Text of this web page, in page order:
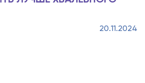
20.11.2024